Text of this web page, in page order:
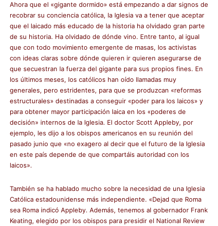
Ahora que el «gigante dormido» está empezando a dar signos de
recobrar su conciencia católica, la Iglesia va a tener que aceptar
que el laicado más educado de la historia ha olvidado gran parte
de su historia. Ha olvidado de dónde vino. Entre tanto, al igual
que con todo movimiento emergente de masas, los activistas
con ideas claras sobre dónde quieren ir quieren asegurarse de
que secuestran la fuerza del gigante para sus propios fines. En
los últimos meses, los católicos han oído llamadas muy
generales, pero estridentes, para que se produzcan «reformas
estructurales» destinadas a conseguir «poder para los laicos» y
para obtener mayor participación laica en los «poderes de
decisión» internos de la Iglesia. El doctor Scott Appleby, por
ejemplo, les dijo a los obispos americanos en su reunión del
pasado junio que «no exagero al decir que el futuro de la Iglesia
en este país depende de que compartáis autoridad con los
laicos».
También se ha hablado mucho sobre la necesidad de una Iglesia
Católica estadounidense más independiente. «Dejad que Roma
sea Roma indicó Appleby. Además, tenemos al gobernador Frank
Keating, elegido por los obispos para presidir el National Review